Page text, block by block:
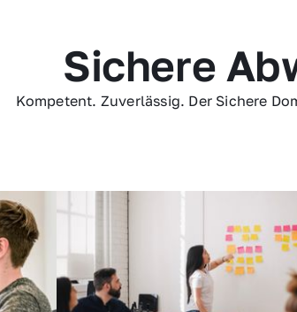
Sichere
Kompetent. Zuverlässig. Der Sichere